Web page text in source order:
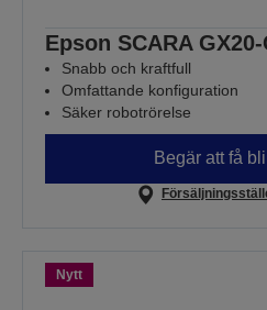
Epson SCARA
Snabb och kraftfull
Omfattande konfiguration
Säker robotrörelse
Begär att få
Nytt